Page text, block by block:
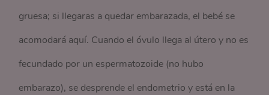
gruesa; si llegaras a quedar embarazada, el bebé se
acomodará aquí. Cuando el óvulo llega al útero y no es
fecundado por un espermatozoide (no hubo
embarazo), se desprende el endometrio y está en la